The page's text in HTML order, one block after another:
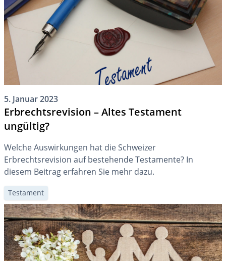
Quoten gelten.
5. Januar 2023
Erbrechtsrevision – Altes Testament
ungültig?
Welche Auswirkungen hat die Schweizer
Erbrechtsrevision auf bestehende Testamente? In
diesem Beitrag erfahren Sie mehr dazu.
Testament